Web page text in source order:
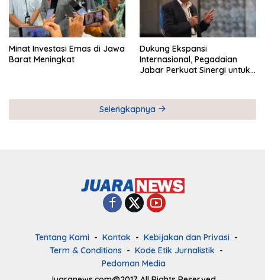
Minat Investasi Emas di Jawa
Barat Meningkat
Dukung Ekspansi
Internasional, Pegadaian
Jabar Perkuat Sinergi untuk
Selengkapnya
Tentang Kami Kontak
Kebijakan dan Privasi
Term & Conditions
Kode Etik Jurnalistik
Pedoman Media